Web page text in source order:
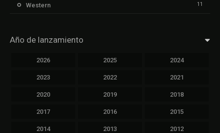
Western 11
Año de lanzamiento
2026 2025 2024
2023 2022 2021
2020 2019 2018
2017 2016 2015
2014 2013 2012